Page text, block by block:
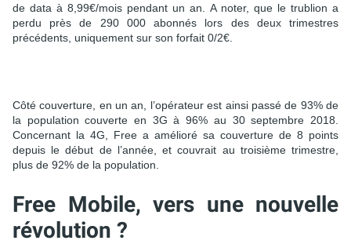
de data à 8,99€/mois pendant un an. A noter, que le trublion a
perdu près de 290 000 abonnés lors des deux trimestres
précédents, uniquement sur son forfait 0/2€.
Côté couverture, en un an, l’opérateur est ainsi passé de 93% de
la population couverte en 3G à 96% au 30 septembre 2018.
Concernant la 4G, Free a amélioré sa couverture de 8 points
depuis le début de l’année, et couvrait au troisième trimestre,
plus de 92% de la population.
Free Mobile, vers une nouvelle
révolution ?